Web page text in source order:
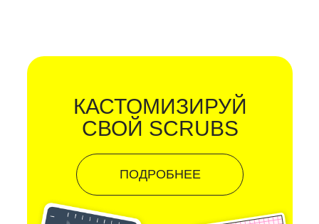
КАСТОМИЗИРУЙ
СВОЙ SCRUBS
ПОДРОБНЕЕ